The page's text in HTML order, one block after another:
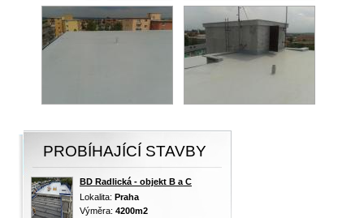
PROBÍHAJÍCÍ STAVBY
BD Radlická - objekt B a C
Lokalita: Praha
Výměra: 4200m2